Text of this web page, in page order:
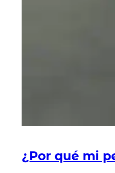
¿Por qué mi